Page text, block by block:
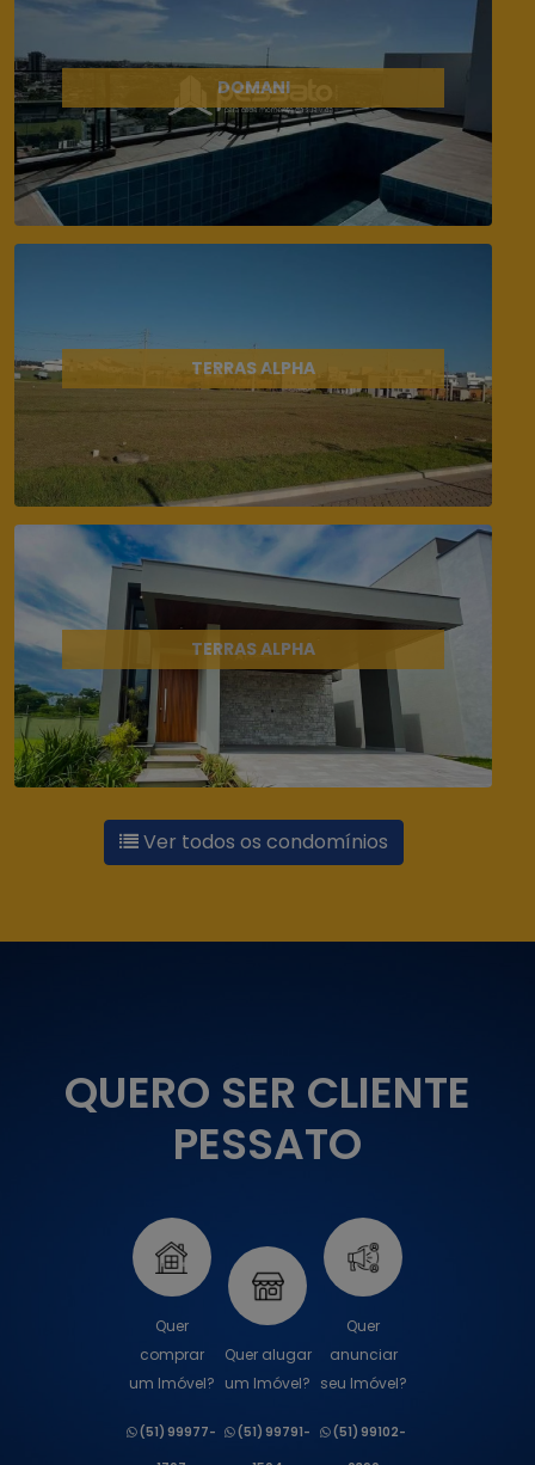
DOMANI
TERRAS ALPHA
TERRAS ALPHA
Ver todos os condomínios
QUERO SER CLIENTE
PESSATO
Quer
comprar
um Imóvel?
(51) 99977-
Quer alugar
um Imóvel?
(51) 99791-
Quer
anunciar
seu Imóvel?
(51) 99102-